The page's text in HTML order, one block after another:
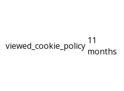
viewed_cookie_policy 11
months